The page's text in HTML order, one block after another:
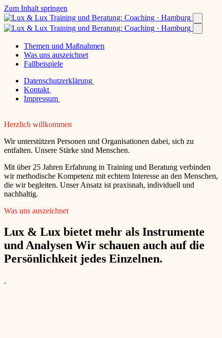
Zum Inhalt springen
Themen und Maßnahmen
Was uns auszeichnet
Fallbeispiele
Datenschutzerklärung
Kontakt
Impressum
Herzlich willkommen
Wir unterstützen Personen und Organisationen dabei, sich zu
entfalten. Unsere Stärke sind Menschen.
Mit über 25 Jahren Erfahrung in Training und Beratung verbinden
wir methodische Kompetenz mit echtem Interesse an den Menschen,
die wir begleiten. Unser Ansatz ist praxisnah, individuell und
nachhaltig.
Was uns auszeichnet
Lux & Lux bietet mehr als Instrumente
und Analysen Wir schauen auch auf die
Persönlichkeit jedes Einzelnen.